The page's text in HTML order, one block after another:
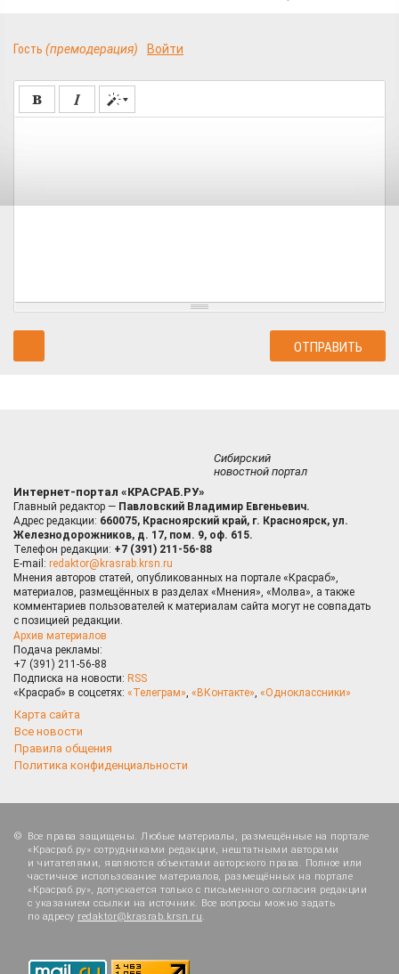
Гость (премодерация) Войти
Сибирский
новостной портал
Интернет-портал «КРАСРАБ.РУ»
Главный редактор — Павловский Владимир Евгеньевич.
Адрес редакции: 660075, Красноярский край, г. Красноярск, ул.
Железнодорожников, д. 17, пом. 9, оф. 615.
Телефон редакции: +7 (391) 211-56-88
E-mail: redaktor@krasrab.krsn.ru
Мнения авторов статей, опубликованных на портале «Красраб»,
материалов, размещённых в разделах «Мнения», «Молва», а также
комментариев пользователей к материалам сайта могут не совпадать
с позицией редакции.
Архив материалов
Подача рекламы:
+7 (391) 211-56-88
Подписка на новости: RSS
«Красраб» в соцсетях: «Телеграм», «ВКонтакте», «Одноклассники»
Карта сайта
Все новости
Правила общения
Политика конфиденциальности
Все права защищены. Любые материалы, размещённые на портале
«Красраб.ру» сотрудниками редакции, нештатными авторами
и читателями, являются объектами авторского права. Полное или
частичное использование материалов, размещённых на портале
«Красраб.ру», допускается только с письменного согласия редакции
с указанием ссылки на источник. Все вопросы можно задать
по адресу redaktor@krasrab.krsn.ru.